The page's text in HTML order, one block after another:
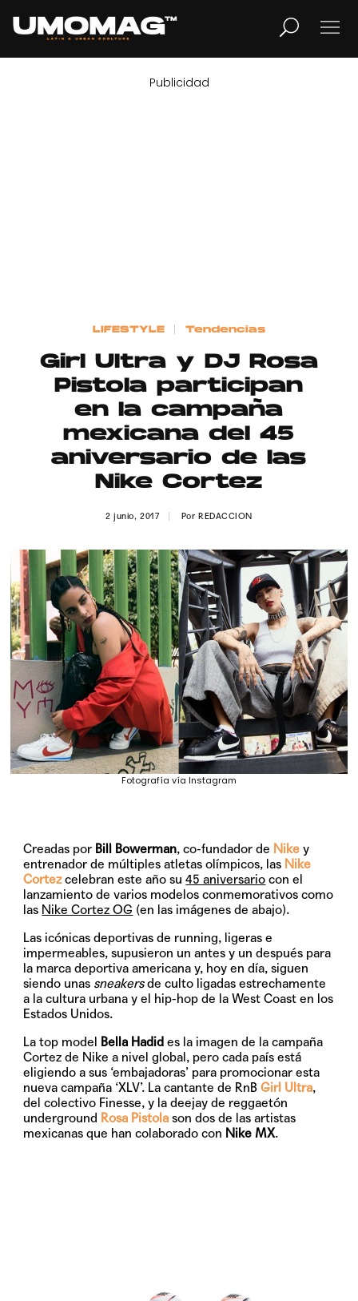
LIFESTYLE
Publicidad
Contacto
Aviso Legal
© 2015-2022 UMOMAG. PROPIEDAD DE UMO agency. TODOS LOS
Publicidad
LIFESTYLE Tendencias
Girl Ultra y DJ Rosa
Pistola participan
en la campaña
mexicana del 45
aniversario de las
Nike Cortez
2 junio, 2017 Por REDACCION
Fotografía vía Instagram
Creadas por Bill Bowerman, co-fundador de Nike y
entrenador de múltiples atletas olímpicos, las Nike
Cortezcelebran este año su45 aniversario con el
lanzamiento de varios modelos conmemorativos como
las Nike Cortez OG (en las imágenes de abajo).
Las icónicas deportivas de running, ligeras e
impermeables, supusieron un antes y un después para
la marca deportiva americana y, hoy en día, siguen
siendo unas sneakersde culto ligadas estrechamente
a la cultura urbana y el hip-hop de la West Coast en los
Estados Unidos.
La top model Bella Hadid es la imagen de la campaña
Cortez de Nike a nivel global, pero cada país está
eligiendo a sus ‘embajadoras’ para promocionar esta
nueva campaña ‘XLV’. La cantante de RnBGirl Ultra,
del colectivo Finesse, y la deejay de reggaetón
underground Rosa Pistola son dos de las artistas
mexicanas que han colaborado con Nike MX.